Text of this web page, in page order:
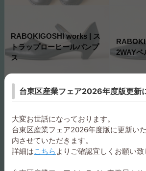
RABOKIGOSHI works | ス
トラップローヒールパンプ
ス
2WAYベ
RABOKIGOSHI works | プ
レーンパンプス
プス
台東区産業フェア2026年度版更新
大変お世話になっております。
台東区産業フェア2026年度版に更新い
内させていただきます。
詳細はこちら よりご確認宜しくお願い致